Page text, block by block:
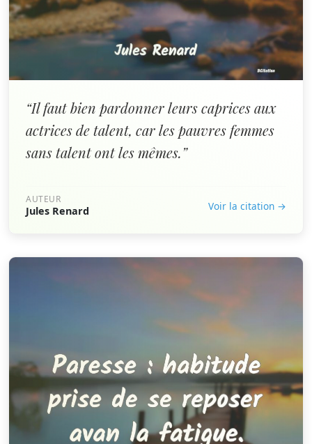
“Il faut bien pardonner leurs caprices aux
actrices de talent, car les pauvres femmes
sans talent ont les mêmes.”
AUTEUR
Jules Renard Voir la citation →